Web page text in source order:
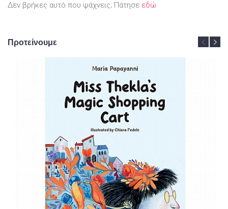
Δεν βρήκες αυτό που ψάχνεις; Πάτησε εδώ
Προτείνουμε